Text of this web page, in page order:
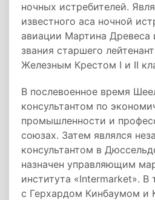
ночных истребителей.
известного аса ночной
авиации Мартина Древеса
звания старшего
Железным Крестом I и II
В послевоенное время
консультантом по
промышленности и
союзах. Затем являлся
консультантом в
назначен управляющим
института «Intermarket».
с Герхардом Кинбаумом и